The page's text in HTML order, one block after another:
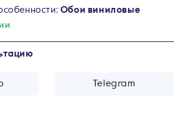
Обои виниловые
Telegram